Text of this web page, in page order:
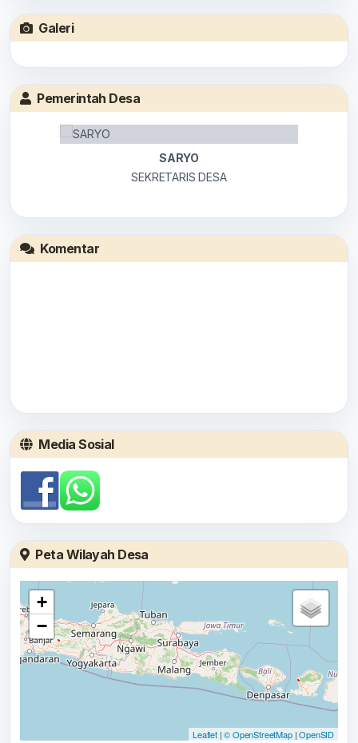
Galeri
Pemerintah Desa
SARYO
SEKRETARIS DESA
Komentar
Media Sosial
Peta Wilayah Desa
+
−
Leaflet|© OpenStreetMap|OpenSID